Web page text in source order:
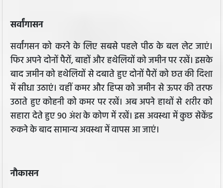
सर्वांगासन
सर्वांगसन को करने के लिए सबसे पहले पीठ के बल लेट जाएं।
फिर अपने दोनों पैरों, बाहों और हथेलियों को जमीन पर रखें। इसके
बाद जमीन को हथेलियों से दबाते हुए दोनों पैरों को छत की दिशा
में सीधा उठाएं। वहीं कमर और हिप्स को जमीन से ऊपर की तरफ
उठाते हुए कोहनी को कमर पर रखें। अब अपने हाथों से शरीर को
सहारा देते हुए 90 अंश के कोण में रखें। इस अवस्था में कुछ सेकेंड
रुकने के बाद सामान्य अवस्था में वापस आ जाएं।
नौकासन